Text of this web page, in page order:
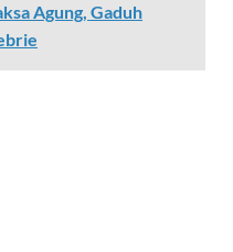
Agung, Gaduh